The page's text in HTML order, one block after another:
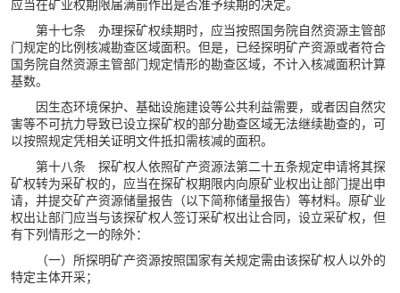
应当在矿业权期限届满前作出是否准予续期的决定。
第十七条 办理探矿权续期时，应当按照国务院自然资源主管部
门规定的比例核减勘查区域面积。但是，已经探明矿产资源或者符合
国务院自然资源主管部门规定情形的勘查区域，不计入核减面积计算
基数。
因生态环境保护、基础设施建设等公共利益需要，或者因自然灾
害等不可抗力导致已设立探矿权的部分勘查区域无法继续勘查的，可
以按照规定凭相关证明文件抵扣需核减的面积。
第十八条 探矿权人依照矿产资源法第二十五条规定申请将其探
矿权转为采矿权的，应当在探矿权期限内向原矿业权出让部门提出申
请，并提交矿产资源储量报告（以下简称储量报告）等材料。原矿业
权出让部门应当与该探矿权人签订采矿权出让合同，设立采矿权，但
有下列情形之一的除外：
（一）所探明矿产资源按照国家有关规定需由该探矿权人以外的
特定主体开采；